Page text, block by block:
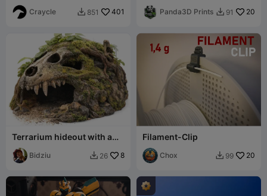
Freestyle Wing -
Testdateien
Craycle  851 401
🏎️
Panda3D Prints  91 20
Terrarium hideout with a
dinosaur skull
Bidziu  26 8
Filament-Clip
Chox  99 20